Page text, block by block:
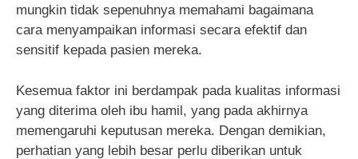
mungkin tidak sepenuhnya memahami bagaimana
cara menyampaikan informasi secara efektif dan
sensitif kepada pasien mereka.
Kesemua faktor ini berdampak pada kualitas informasi
yang diterima oleh ibu hamil, yang pada akhirnya
memengaruhi keputusan mereka. Dengan demikian,
perhatian yang lebih besar perlu diberikan untuk